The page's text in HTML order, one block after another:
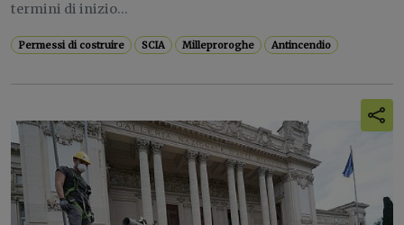
termini di inizio...
Permessi di costruire SCIA Milleproroghe Antincendio